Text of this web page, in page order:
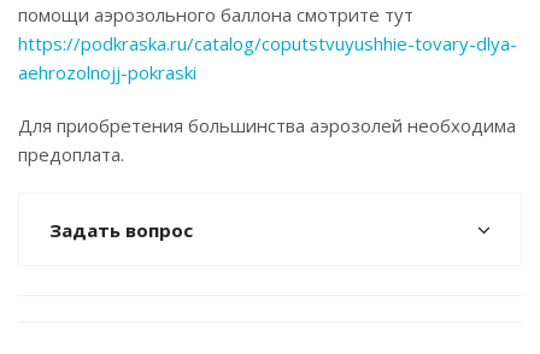
помощи аэрозольного баллона смотрите тут
https://podkraska.ru/catalog/coputstvuyushhie-tovary-dlya-
aehrozolnojj-pokraski
Для приобретения большинства аэрозолей необходима
предоплата.
Задать вопрос